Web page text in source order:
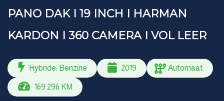
PANO DAK I 19 INCH I HARMAN
KARDON I 360 CAMERA I VOL LEER
Hybride: Benzine 2019 Automaat
169.296 KM